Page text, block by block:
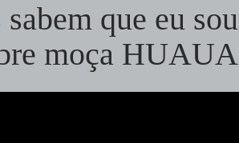
sabem que eu
moça